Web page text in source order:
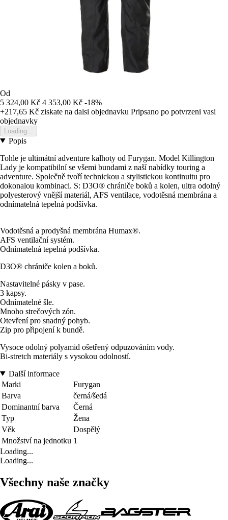
Od
5 324,00 Kč 4 353,00 Kč -18%
+217,65 Kč ziskate na dalsi objednavku Pripsano po potvrzeni vasi
objednavky
Loading...
Popis
Tohle je ultimátní adventure kalhoty od Furygan. Model Killington
Lady je kompatibilní se všemi bundami z naší nabídky touring a
adventure. Společně tvoří technickou a stylistickou kontinuitu pro
dokonalou kombinaci. S: D3O® chrániče boků a kolen, ultra odolný
polyesterový vnější materiál, AFS ventilace, vodotěsná membrána a
odnímatelná tepelná podšívka.
Vodotěsná a prodyšná membrána Humax®.
AFS ventilační systém.
Odnímatelná tepelná podšívka.
D3O® chrániče kolen a boků.
Nastavitelné pásky v pase.
3 kapsy.
Odnímatelné šle.
Mnoho strečových zón.
Otevření pro snadný pohyb.
Zip pro připojení k bundě.
Vysoce odolný polyamid ošetřený odpuzováním vody.
Bi-stretch materiály s vysokou odolností.
Další informace
Marki
Furygan
Barva
černá/šedá
Dominantní barva
Černá
Typ
Žena
Věk
Dospělý
Množství na jednotku 1
Loading...
Loading...
Všechny naše značky